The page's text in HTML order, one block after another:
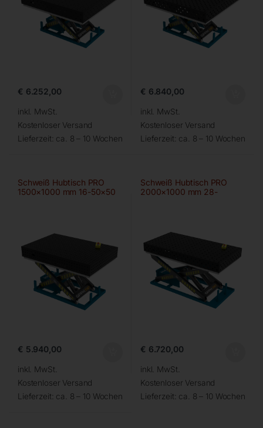
€ 6.252,00
inkl. MwSt.
Kostenloser Versand
Lieferzeit: ca. 8 – 10 Wochen
€ 6.840,00
inkl. MwSt.
Kostenloser Versand
Lieferzeit: ca. 8 – 10 Wochen
Schweiß Hubtisch PRO
1500×1000 mm 16-50×50
€ 5.940,00
inkl. MwSt.
Kostenloser Versand
Lieferzeit: ca. 8 – 10 Wochen
Schweiß Hubtisch PRO
2000×1000 mm 28-
€ 6.720,00
inkl. MwSt.
Kostenloser Versand
Lieferzeit: ca. 8 – 10 Wochen